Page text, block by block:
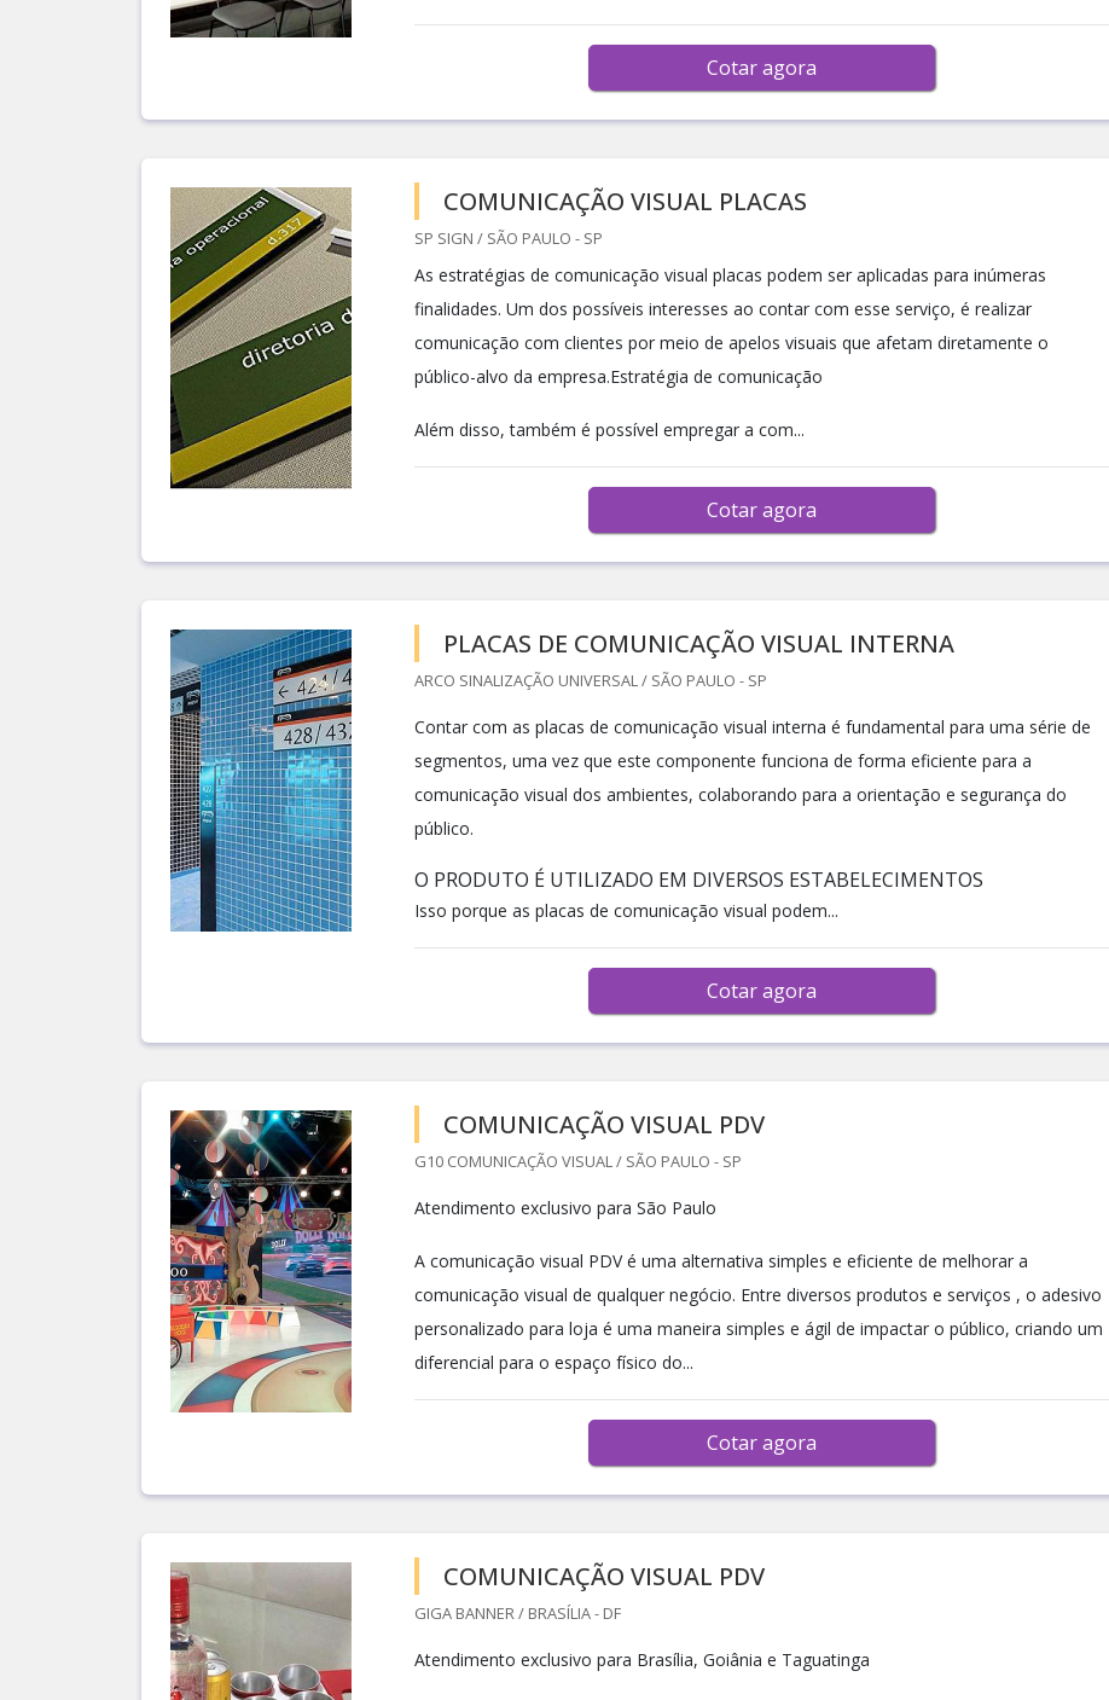
Cotar agora
COMUNICAÇÃO VISUAL PLACAS
SP SIGN / SÃO PAULO - SP
As estratégias de comunicação visual placas podem ser aplicadas para inúmeras
finalidades. Um dos possíveis interesses ao contar com esse serviço, é realizar
comunicação com clientes por meio de apelos visuais que afetam diretamente o
público-alvo da empresa.Estratégia de comunicação
Além disso, também é possível empregar a com...
Cotar agora
PLACAS DE COMUNICAÇÃO VISUAL INTERNA
ARCO SINALIZAÇÃO UNIVERSAL / SÃO PAULO - SP
Contar com as placas de comunicação visual interna é fundamental para uma série de
segmentos, uma vez que este componente funciona de forma eficiente para a
comunicação visual dos ambientes, colaborando para a orientação e segurança do
público.
O PRODUTO É UTILIZADO EM DIVERSOS ESTABELECIMENTOS
Isso porque as placas de comunicação visual podem...
Cotar agora
COMUNICAÇÃO VISUAL PDV
G10 COMUNICAÇÃO VISUAL / SÃO PAULO - SP
Atendimento exclusivo para São Paulo
A comunicação visual PDV é uma alternativa simples e eficiente de melhorar a
comunicação visual de qualquer negócio. Entre diversos produtos e serviços , o adesivo
personalizado para loja é uma maneira simples e ágil de impactar o público, criando um
diferencial para o espaço físico do...
Cotar agora
COMUNICAÇÃO VISUAL PDV
GIGA BANNER / BRASÍLIA - DF
Atendimento exclusivo para Brasília, Goiânia e Taguatinga